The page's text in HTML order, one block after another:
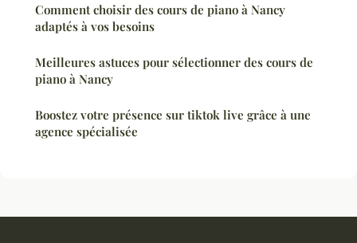
Comment choisir des cours de piano à Nancy
adaptés à vos besoins
Meilleures astuces pour sélectionner des cours de
piano à Nancy
Boostez votre présence sur tiktok live grâce à une
agence spécialisée